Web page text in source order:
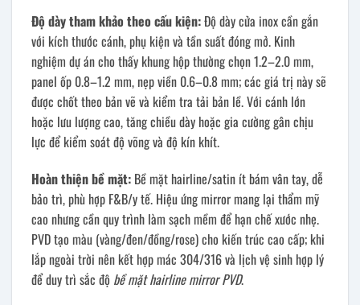
Độ dày tham khảo theo cấu kiện:Độ dày cửa inox cần gắn
với kích thước cánh, phụ kiện và tần suất đóng mở. Kinh
nghiệm dự án cho thấy khung hộp thường chọn 1.2–2.0 mm,
panel ốp 0.8–1.2 mm, nẹp viền 0.6–0.8 mm; các giá trị này sẽ
được chốt theo bản vẽ và kiểm tra tải bản lề. Với cánh lớn
hoặc lưu lượng cao, tăng chiều dày hoặc gia cường gân chịu
lực để kiểm soát độ võng và độ kín khít.
Hoàn thiện bề mặt: Bề mặt hairline/satin ít bám vân tay, dễ
bảo trì, phù hợp F&B/y tế. Hiệu ứng mirror mang lại thẩm mỹ
cao nhưng cần quy trình làm sạch mềm để hạn chế xước nhẹ.
PVD tạo màu (vàng/đen/đồng/rose) cho kiến trúc cao cấp; khi
lắp ngoài trời nên kết hợp mác 304/316 và lịch vệ sinh hợp lý
để duy trì sắc độ bề mặt hairline mirror PVD.